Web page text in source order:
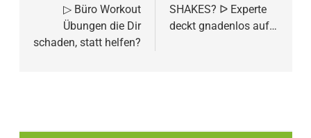
▷ Büro Workout
Übungen die Dir
schaden, statt helfen?
SHAKES? ᐅ Experte
deckt gnadenlos auf…